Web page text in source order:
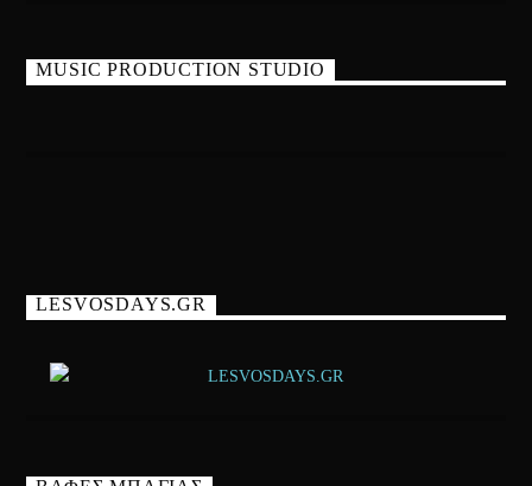
MUSIC PRODUCTION STUDIO
LESVOSDAYS.GR